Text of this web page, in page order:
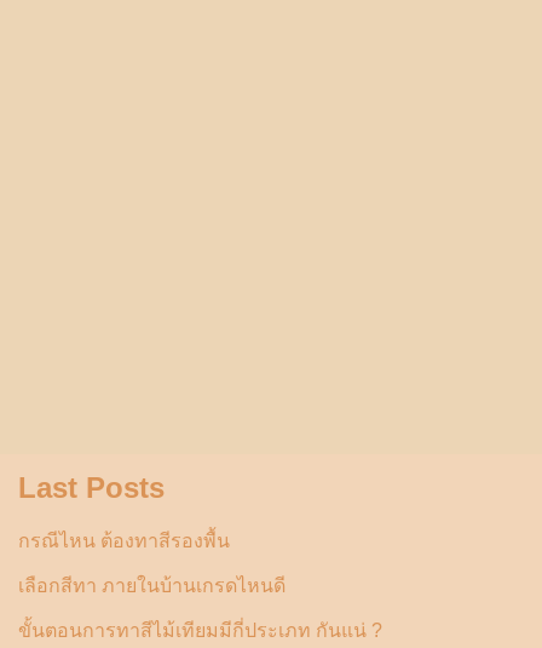
Last Posts
กรณีไหน ต้องทาสีรองพื้น
เลือกสีทา ภายในบ้านเกรดไหนดี
ขั้นตอนการทาสีไม้เทียมมีกี่ประเภท กันแน่ ?